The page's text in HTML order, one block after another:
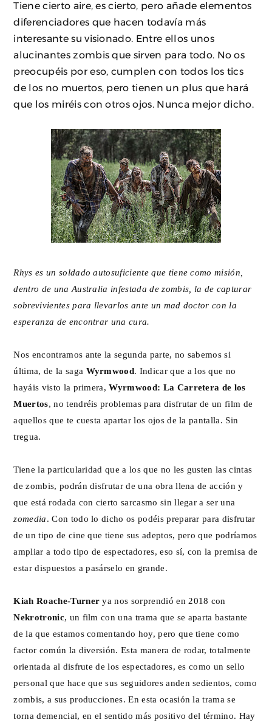
Tiene cierto aire, es cierto, pero añade elementos
diferenciadores que hacen todavía más
interesante su visionado. Entre ellos unos
alucinantes zombis que sirven para todo. No os
preocupéis por eso, cumplen con todos los tics
de los no muertos, pero tienen un plus que hará
que los miréis con otros ojos. Nunca mejor dicho.
Rhys es un soldado autosuficiente que tiene como misión,
dentro de una Australia infestada de zombis, la de capturar
sobrevivientes para llevarlos ante un mad doctor con la
esperanza de encontrar una cura.
Nos encontramos ante la segunda parte, no sabemos si
última, de la saga Wyrmwood. Indicar que a los que no
hayáis visto la primera,Wyrmwood: La Carretera de los
Muertos, no tendréis problemas para disfrutar de un film de
aquellos que te cuesta apartar los ojos de la pantalla. Sin
tregua.
Tiene la particularidad que a los que no les gusten las cintas
de zombis, podrán disfrutar de una obra llena de acción y
que está rodada con cierto sarcasmo sin llegar a ser una
zomedia . Con todo lo dicho os podéis preparar para disfrutar
de un tipo de cine que tiene sus adeptos, pero que podríamos
ampliar a todo tipo de espectadores, eso sí, con la premisa de
estar dispuestos a pasárselo en grande.
Kiah Roache-Turner ya nos sorprendió en 2018 con
Nekrotronic, un film con una trama que se aparta bastante
de la que estamos comentando hoy, pero que tiene como
factor común la diversión. Esta manera de rodar, totalmente
orientada al disfrute de los espectadores, es como un sello
personal que hace que sus seguidores anden sedientos, como
zombis, a sus producciones. En esta ocasión la trama se
torna demencial, en el sentido más positivo del término. Hay